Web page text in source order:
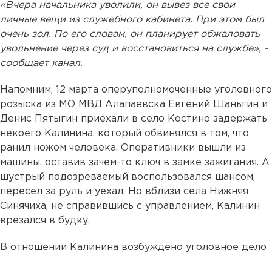
«Вчера начальника уволили, он вывез все свои
личные вещи из служебного кабинета. При этом был
очень зол. По его словам, он планирует обжаловать
увольнение через суд и восстановиться на службе», -
сообщает канал.
Напомним, 12 марта оперуполномоченные уголовного
розыска из МО МВД Алапаевска Евгений Шаньгин и
Денис Пятыгин приехали в село Костино задержать
некоего Калинина, который обвинялся в том, что
ранил ножом человека. Оперативники вышли из
машины, оставив зачем-то ключ в замке зажигания. А
шустрый подозреваемый воспользовался шансом,
пересел за руль и уехал. Но вблизи села Нижняя
Синячиха, не справившись с управлением, Калинин
врезался в будку.
В отношении Калинина возбуждено уголовное дело